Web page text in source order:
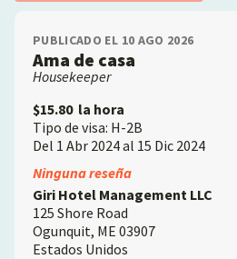
PUBLICADO EL 10 AGO 2026
Ama de casa
Housekeeper
$15.80 la hora
Tipo de visa: H-2B
Del 1 Abr 2024 al 15 Dic 2024
Employer
Ninguna reseña
Giri Hotel Management LLC
125 Shore Road
Ogunquit, ME 03907
Estados Unidos